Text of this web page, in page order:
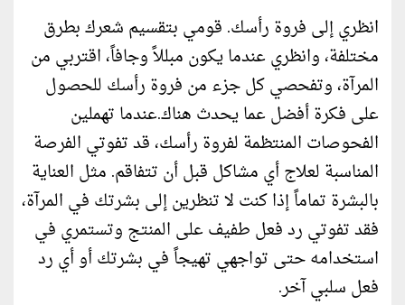
انظري إلى فروة رأسك. قومي بتقسيم شعرك بطرق
مختلفة، وانظري عندما يكون مبللاً وجافاً، اقتربي من
المرآة، وتفحصي كل جزء من فروة رأسك للحصول
على فكرة أفضل عما يحدث هناك.عندما تهملين
الفحوصات المنتظمة لفروة رأسك، قد تفوتي الفرصة
المناسبة لعلاج أي مشاكل قبل أن تتفاقم. مثل العناية
بالبشرة تماماً إذا كنت لا تنظرين إلى بشرتك في المرآة،
فقد تفوتي رد فعل طفيف على المنتج وتستمري في
استخدامه حتى تواجهي تهيجاً في بشرتك أو أي رد
فعل سلبي آخر.